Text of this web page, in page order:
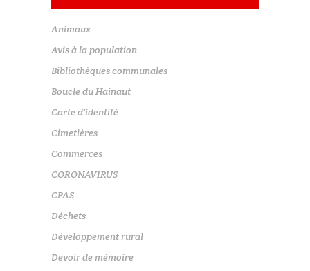
Animaux
Avis à la population
Bibliothèques communales
Boucle du Hainaut
Carte d'identité
Cimetières
Commerces
CORONAVIRUS
CPAS
Déchets
Développement rural
Devoir de mémoire